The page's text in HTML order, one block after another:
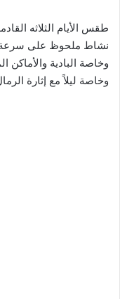
طقس الأيام الثلاثه
نشاط ملحوظ على سرعة
وخاصة البادية والأماكن
وخاصة ليلاً مع إثارة